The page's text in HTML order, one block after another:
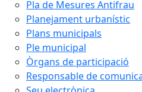
Pla de Mesures Antifrau
Planejament urbanístic
Plans municipals
Ple municipal
Òrgans de participació
Responsable de